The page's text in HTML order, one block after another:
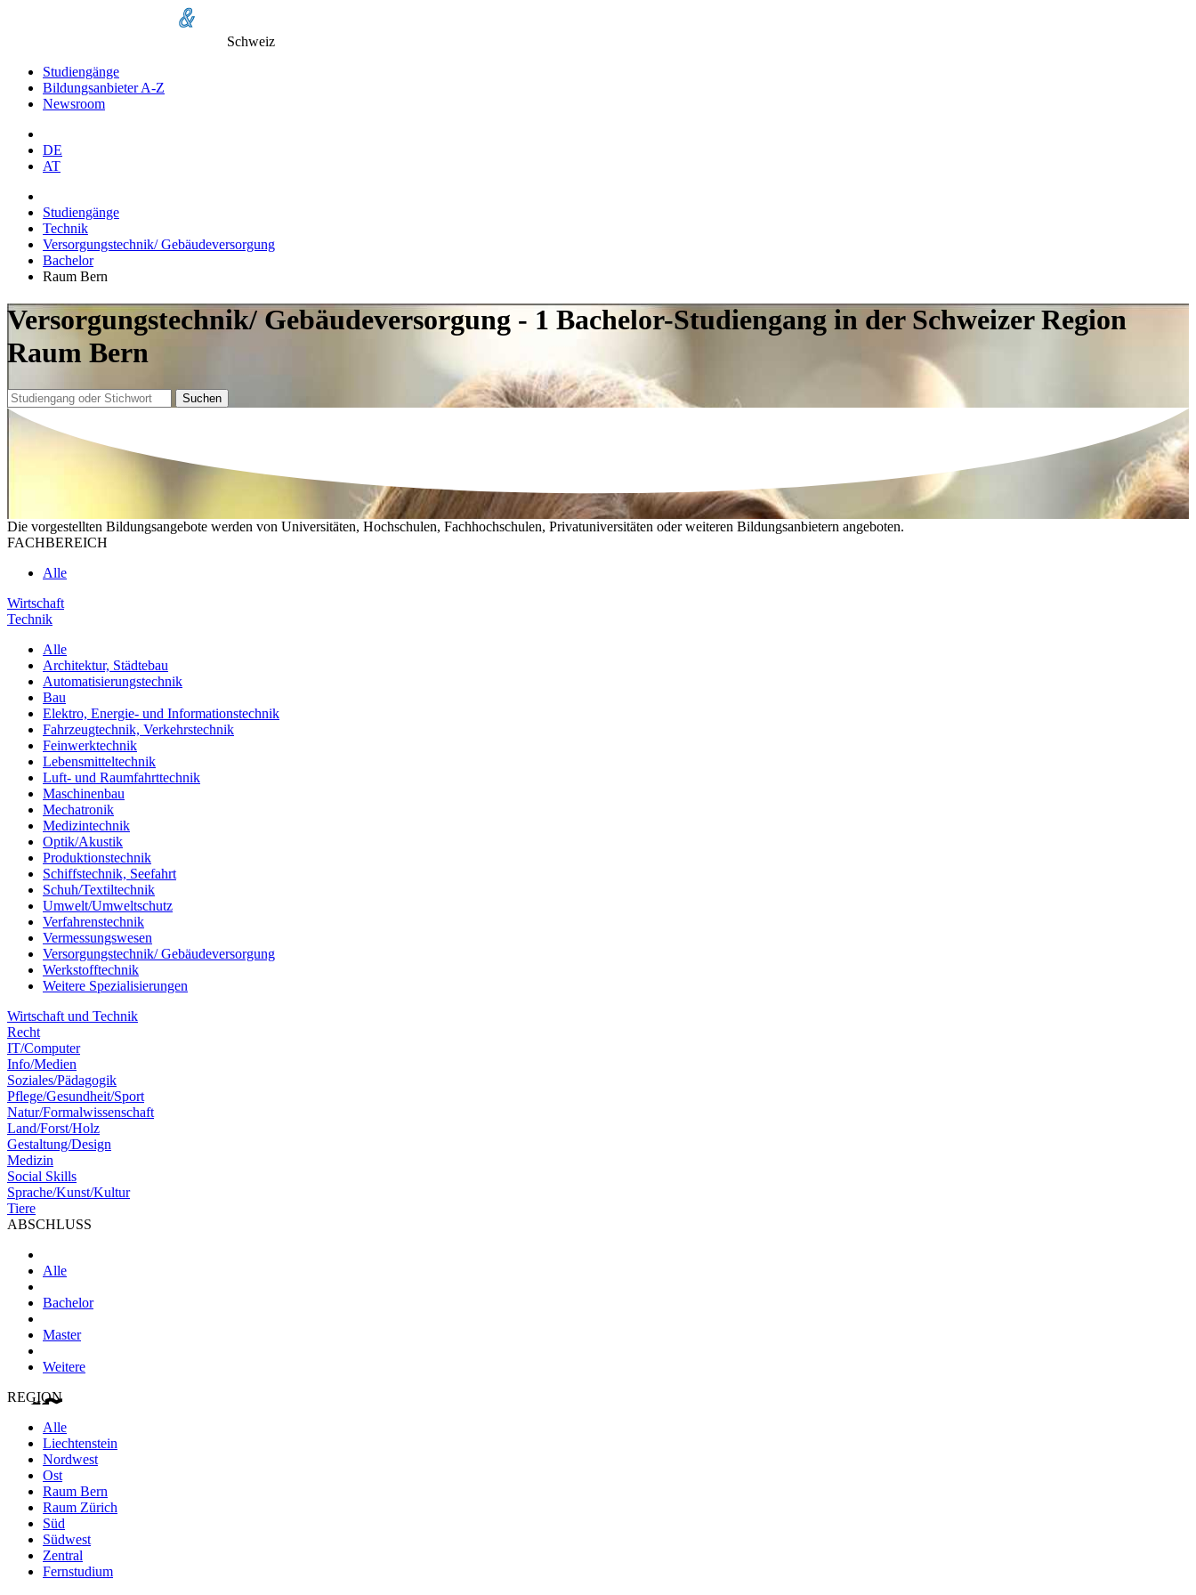
Schweiz
Studiengänge
Bildungsanbieter A-Z
Newsroom
DE
AT
Studiengänge
Technik
Versorgungstechnik/ Gebäudeversorgung
Bachelor
Raum Bern
Versorgungstechnik/ Gebäudeversorgung - 1 Bachelor-Studiengang in der Schweizer Region
Raum Bern
Suchen
Die vorgestellten Bildungsangebote werden von Universitäten, Hochschulen, Fachhochschulen, Privatuniversitäten oder weiteren Bildungsanbietern angeboten.
FACHBEREICH
Alle
Wirtschaft
Technik
Alle
Architektur, Städtebau
Automatisierungstechnik
Bau
Elektro, Energie- und Informationstechnik
Fahrzeugtechnik, Verkehrstechnik
Feinwerktechnik
Lebensmitteltechnik
Luft- und Raumfahrttechnik
Maschinenbau
Mechatronik
Medizintechnik
Optik/Akustik
Produktionstechnik
Schiffstechnik, Seefahrt
Schuh/Textiltechnik
Umwelt/Umweltschutz
Verfahrenstechnik
Vermessungswesen
Versorgungstechnik/ Gebäudeversorgung
Werkstofftechnik
Weitere Spezialisierungen
Wirtschaft und Technik
Recht
IT/Computer
Info/Medien
Soziales/Pädagogik
Pflege/Gesundheit/Sport
Natur/Formalwissenschaft
Land/Forst/Holz
Gestaltung/Design
Medizin
Social Skills
Sprache/Kunst/Kultur
Tiere
ABSCHLUSS
Alle
Bachelor
Master
Weitere
REGION
Alle
Liechtenstein
Nordwest
Ost
Raum Bern
Raum Zürich
Süd
Südwest
Zentral
Fernstudium